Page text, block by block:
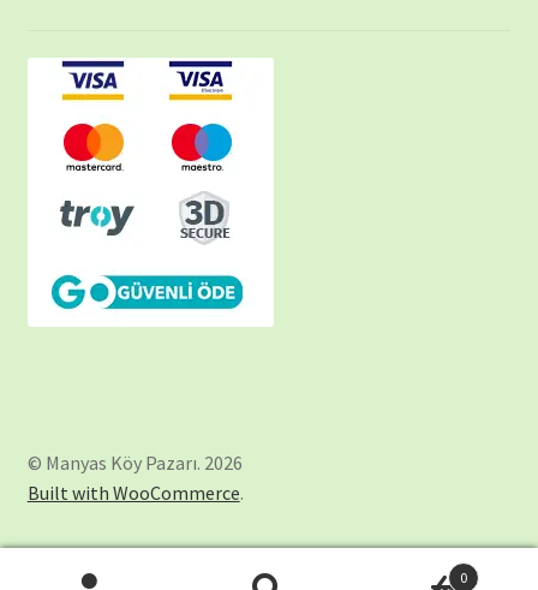
© Manyas Köy Pazarı. 2026
Built with WooCommerce.
0